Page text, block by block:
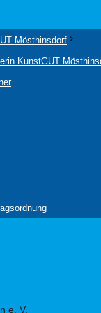
Mösthinsdorf
KunstGUT